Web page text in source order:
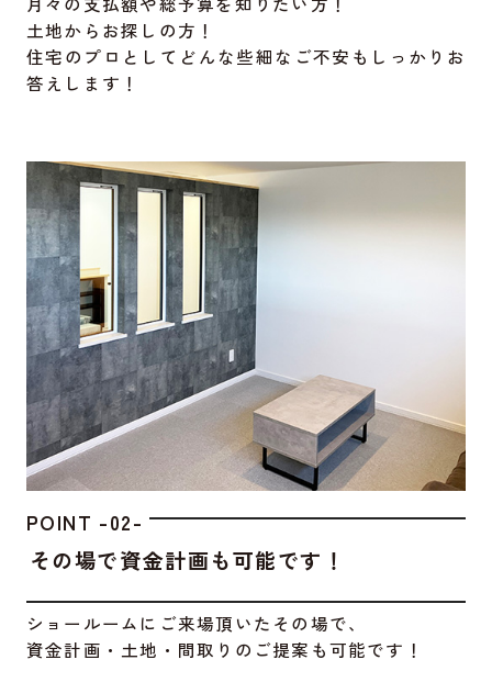
土地からお探しの方！
住宅のプロとしてどんな些細なご不安もしっかりお
答えします！
POINT -02-
その場で資金計画も可能です！
ショールームにご来場頂いたその場で、
資金計画・土地・間取りのご提案も可能です！